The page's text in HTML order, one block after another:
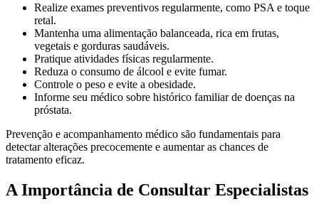
Realize exames preventivos regularmente, como PSA e toque
retal.
Mantenha uma alimentação balanceada, rica em frutas,
vegetais e gorduras saudáveis.
Pratique atividades físicas regularmente.
Reduza o consumo de álcool e evite fumar.
Controle o peso e evite a obesidade.
Informe seu médico sobre histórico familiar de doenças na
próstata.
Prevenção e acompanhamento médico são fundamentais para
detectar alterações precocemente e aumentar as chances de
tratamento eficaz.
A Importância de Consultar Especialistas